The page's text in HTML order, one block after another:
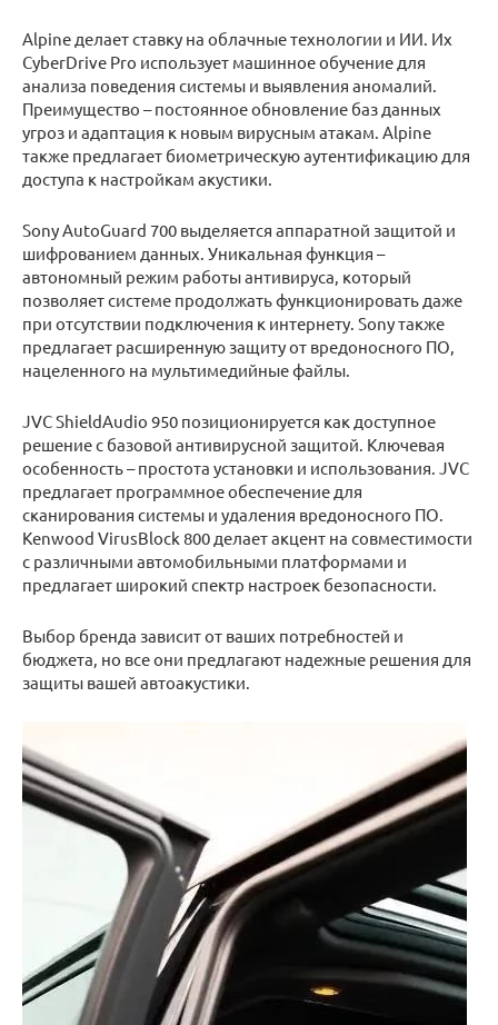
Alpine делает ставку на облачные технологии и ИИ. Их
CyberDrive Pro использует машинное обучение для
анализа поведения системы и выявления аномалий.
Преимущество – постоянное обновление баз данных
угроз и адаптация к новым вирусным атакам. Alpine
также предлагает биометрическую аутентификацию для
доступа к настройкам акустики.
Sony AutoGuard 700 выделяется аппаратной защитой и
шифрованием данных. Уникальная функция –
автономный режим работы антивируса, который
позволяет системе продолжать функционировать даже
при отсутствии подключения к интернету. Sony также
предлагает расширенную защиту от вредоносного ПО,
нацеленного на мультимедийные файлы.
JVC ShieldAudio 950 позиционируется как доступное
решение с базовой антивирусной защитой. Ключевая
особенность – простота установки и использования. JVC
предлагает программное обеспечение для
сканирования системы и удаления вредоносного ПО.
Kenwood VirusBlock 800 делает акцент на совместимости
с различными автомобильными платформами и
предлагает широкий спектр настроек безопасности.
Выбор бренда зависит от ваших потребностей и
бюджета, но все они предлагают надежные решения для
защиты вашей автоакустики.